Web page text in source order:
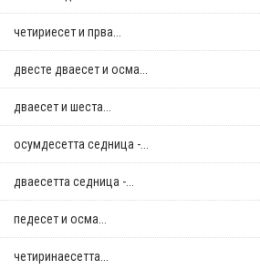
четириесет и прва...
двестe дваесет и осма...
дваесет и шеста...
осумдесетта седница -...
дваесетта седница -...
педесет и осма...
четиринаесетта...